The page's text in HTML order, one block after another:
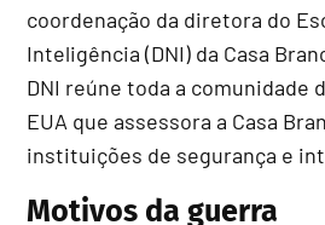
coordenação da diretora do
Inteligência (DNI) da Casa
DNI reúne toda a comunidade
EUA que assessora a Casa
instituições de segurança e
Motivos da guerra